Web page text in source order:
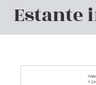
Estante